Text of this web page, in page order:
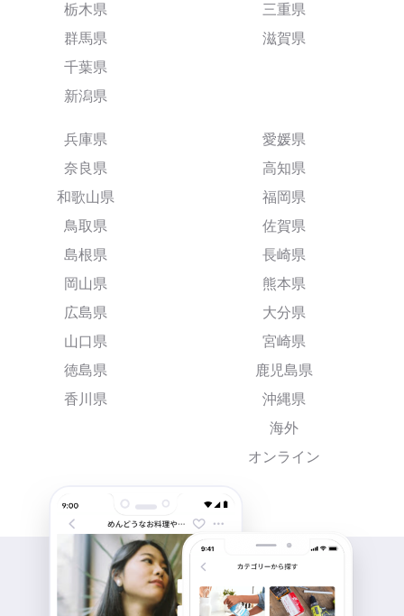
栃木県
群馬県
千葉県
新潟県
三重県
滋賀県
兵庫県
奈良県
和歌山県
鳥取県
島根県
岡山県
広島県
山口県
徳島県
香川県
愛媛県
高知県
福岡県
佐賀県
長崎県
熊本県
大分県
宮崎県
鹿児島県
沖縄県
海外
オンライン